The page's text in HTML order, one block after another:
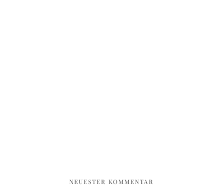
NEUESTER KOMMENTAR